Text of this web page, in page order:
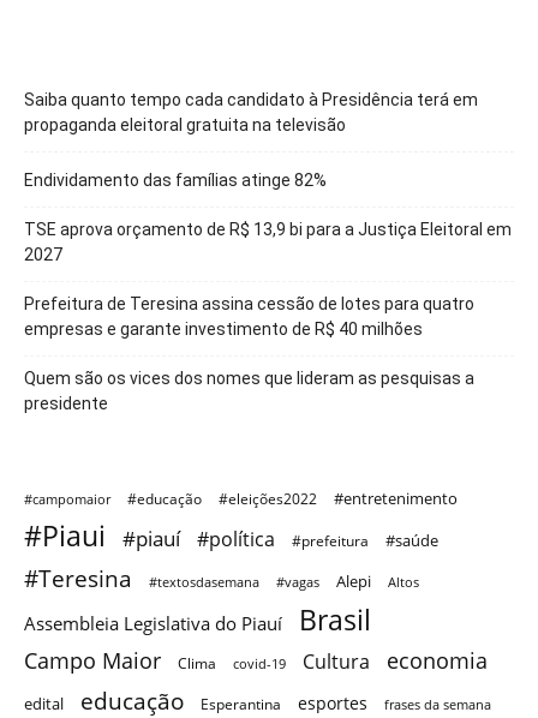
Saiba quanto tempo cada candidato à Presidência terá em
propaganda eleitoral gratuita na televisão
Endividamento das famílias atinge 82%
TSE aprova orçamento de R$ 13,9 bi para a Justiça Eleitoral em
2027
Prefeitura de Teresina assina cessão de lotes para quatro
empresas e garante investimento de R$ 40 milhões
Quem são os vices dos nomes que lideram as pesquisas a
presidente
#campomaior #educação #eleições2022 #entretenimento
#Piaui #piauí #política #prefeitura #saúde
#Teresina #textosdasemana #vagas Alepi Altos
Assembleia Legislativa do Piauí Brasil
Campo Maior Clima covid-19 Cultura economia
edital educação Esperantina esportes frases da semana